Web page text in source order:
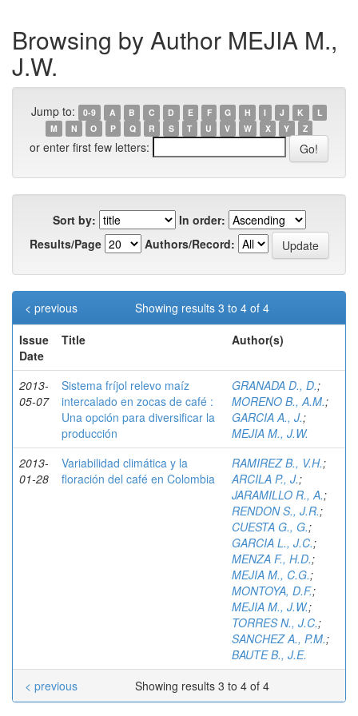
Browsing by Author MEJIA M.,
J.W.
Jump to: 0-9 A B C D E F G H I J K
L
M
N O P Q R S T U V W X Y Z
or enter first few letters:
Sort by:
In order:
Results/Page
Authors/Record:
Showing results 3 to 4 of 4
< previous
Issue
Date
Title Author(s)
2013-
05-07
Sistema fríjol relevo maíz
intercalado en zocas de café :
Una opción para diversificar la
producción
GRANADA D., D.;
MORENO B., A.M.;
GARCIA A., J.;
MEJIA M., J.W.
2013-
01-28
Variabilidad climática y la
floración del café en Colombia
RAMIREZ B., V.H.;
ARCILA P., J.;
JARAMILLO R., A.;
RENDON S., J.R.;
CUESTA G., G.;
GARCIA L., J.C.;
MENZA F., H.D.;
MEJIA M., C.G.;
MONTOYA, D.F.;
MEJIA M., J.W.;
TORRES N., J.C.;
SANCHEZ A., P.M.;
BAUTE B., J.E.
Showing results 3 to 4 of 4
< previous